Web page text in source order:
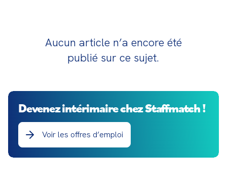
Aucun article n’a encore été
publié sur ce sujet.
Devenez intérimaire chez Staffmatch !
Voir les offres d’emploi